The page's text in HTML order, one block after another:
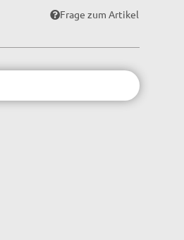
Frage zum Artikel